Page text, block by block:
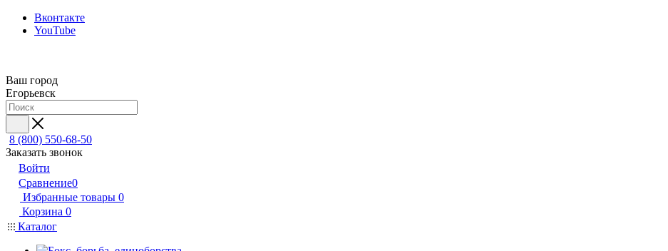
Вконтакте
YouTube
Ваш город
Егорьевск
8 (800) 550-68-50
Заказать звонок
Войти
Сравнение0
Избранные товары 0
Корзина 0
Каталог